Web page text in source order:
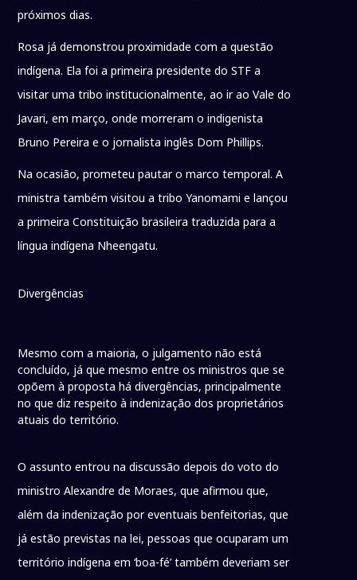
próximos dias.
Rosa já demonstrou proximidade com a questão
indígena. Ela foi a primeira presidente do STF a
visitar uma tribo institucionalmente, ao ir ao Vale do
Javari, em março, onde morreram o indigenista
Bruno Pereira e o jornalista inglês Dom Phillips.
Na ocasião, prometeu pautar o marco temporal. A
ministra também visitou a tribo Yanomami e lançou
a primeira Constituição brasileira traduzida para a
língua indígena Nheengatu.
Divergências
Mesmo com a maioria, o julgamento não está
concluído, já que mesmo entre os ministros que se
opõem à proposta há divergências, principalmente
no que diz respeito à indenização dos proprietários
atuais do território.
O assunto entrou na discussão depois do voto do
ministro Alexandre de Moraes, que afirmou que,
além da indenização por eventuais benfeitorias, que
já estão previstas na lei, pessoas que ocuparam um
território indígena em ‘boa-fé’ também deveriam ser